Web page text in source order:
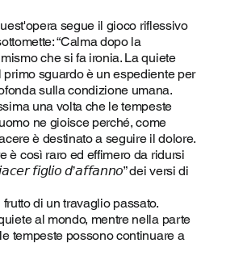
segue il gioco riflessivo
“Calma dopo la
che si fa ironia. La quiete
sguardo è un espediente per
sulla condizione umana.
una volta che le tempeste
ne gioisce perché, come
è destinato a seguire il dolore.
è così raro ed effimero da ridursi
𝘧𝘪𝘨𝘭𝘪𝘰 𝘥’𝘢𝘧𝘧𝘢𝘯𝘯𝘰” dei versi di
di un travaglio passato.
al mondo, mentre nella parte
tempeste possono continuare a